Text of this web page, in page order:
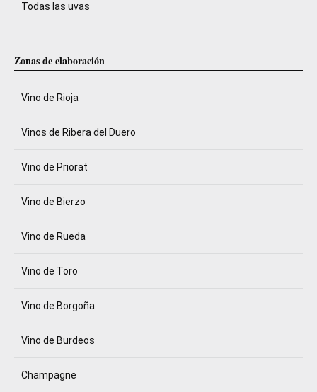
Todas las uvas
Zonas de elaboración
Vino de Rioja
Vinos de Ribera del Duero
Vino de Priorat
Vino de Bierzo
Vino de Rueda
Vino de Toro
Vino de Borgoña
Vino de Burdeos
Champagne